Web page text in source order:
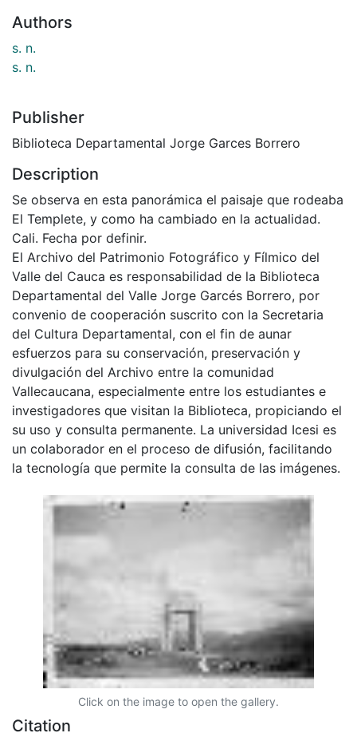
Authors
s. n.
s. n.
Publisher
Biblioteca Departamental Jorge Garces Borrero
Description
Se observa en esta panorámica el paisaje que rodeaba
El Templete, y como ha cambiado en la actualidad.
Cali. Fecha por definir.
El Archivo del Patrimonio Fotográfico y Fílmico del
Valle del Cauca es responsabilidad de la Biblioteca
Departamental del Valle Jorge Garcés Borrero, por
convenio de cooperación suscrito con la Secretaria
del Cultura Departamental, con el fin de aunar
esfuerzos para su conservación, preservación y
divulgación del Archivo entre la comunidad
Vallecaucana, especialmente entre los estudiantes e
investigadores que visitan la Biblioteca, propiciando el
su uso y consulta permanente. La universidad Icesi es
un colaborador en el proceso de difusión, facilitando
la tecnología que permite la consulta de las imágenes.
Click on the image to open the gallery.
Citation